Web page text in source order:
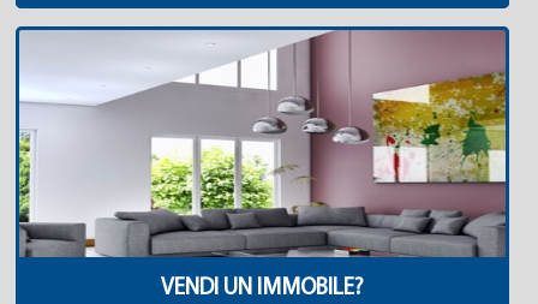
VENDI UN IMMOBILE?